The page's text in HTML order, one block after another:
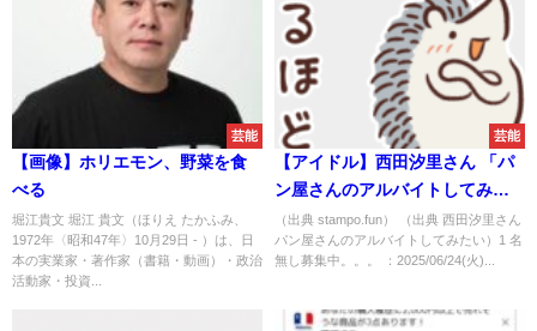
芸能
【画像】ホリエモン、野菜を食
べる
堀江貴文 堀江 貴文（ほりえ たかふみ、
1972年〈昭和47年〉10月29日 - ）は、日
本の実業家・著作家（書籍・動画）・政治
活動家・投資...
芸能
【アイドル】西田汐里さん 「パ
ン屋さんのアルバイトしてみた
い」
（出典 stampo.fun） （出典 西田汐里さん
パン屋さんのアルバイトしてみたい）1 名
無し募集中。。。 ：2025/06/24(火)...